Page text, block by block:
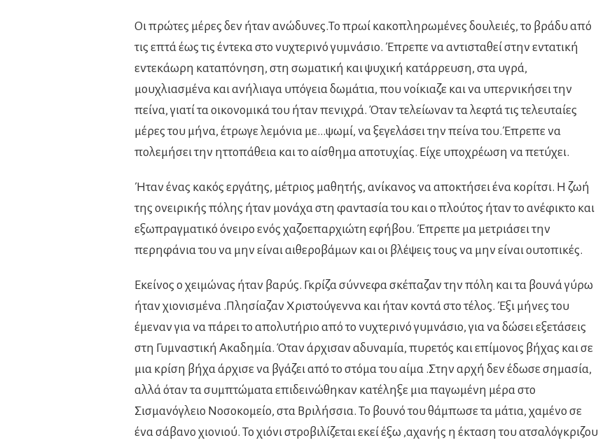
Οι πρώτες μέρες δεν ήταν ανώδυνες.Το πρωί κακοπληρωμένες δουλειές, το βράδυ από
τις επτά έως τις έντεκα στο νυχτερινό γυμνάσιο. Έπρεπε να αντισταθεί στην εντατική
εντεκάωρη καταπόνηση, στη σωματική και ψυχική κατάρρευση, στα υγρά,
μουχλιασμένα και ανήλιαγα υπόγεια δωμάτια, που νοίκιαζε και να υπερνικήσει την
πείνα, γιατί τα οικονομικά του ήταν πενιχρά. Όταν τελείωναν τα λεφτά τις τελευταίες
μέρες του μήνα, έτρωγε λεμόνια με…ψωμί, να ξεγελάσει την πείνα του.Έπρεπε να
πολεμήσει την ηττοπάθεια και το αίσθημα αποτυχίας. Είχε υποχρέωση να πετύχει.
Ήταν ένας κακός εργάτης, μέτριος μαθητής, ανίκανος να αποκτήσει ένα κορίτσι. Η ζωή
της ονειρικής πόλης ήταν μονάχα στη φαντασία του και ο πλούτος ήταν το ανέφικτο και
εξωπραγματικό όνειρο ενός χαζοεπαρχιώτη εφήβου. Έπρεπε μα μετριάσει την
περηφάνια του να μην είναι αιθεροβάμων και οι βλέψεις τους να μην είναι ουτοπικές.
Εκείνος ο χειμώνας ήταν βαρύς. Γκρίζα σύννεφα σκέπαζαν την πόλη και τα βουνά γύρω
ήταν χιονισμένα .Πλησίαζαν Χριστούγεννα και ήταν κοντά στο τέλος. Έξι μήνες του
έμεναν για να πάρει το απολυτήριο από το νυχτερινό γυμνάσιο, για να δώσει εξετάσεις
στη Γυμναστική Ακαδημία. Όταν άρχισαν αδυναμία, πυρετός και επίμονος βήχας και σε
μια κρίση βήχα άρχισε να βγάζει από το στόμα του αίμα .Στην αρχή δεν έδωσε σημασία,
αλλά όταν τα συμπτώματα επιδεινώθηκαν κατέληξε μια παγωμένη μέρα στο
Σισμανόγλειο Νοσοκομείο, στα Βριλήσσια. Το βουνό του θάμπωσε τα μάτια, χαμένο σε
ένα σάβανο χιονιού. Το χιόνι στροβιλίζεται εκεί έξω ,αχανής η έκταση του ατσαλόγκριζου